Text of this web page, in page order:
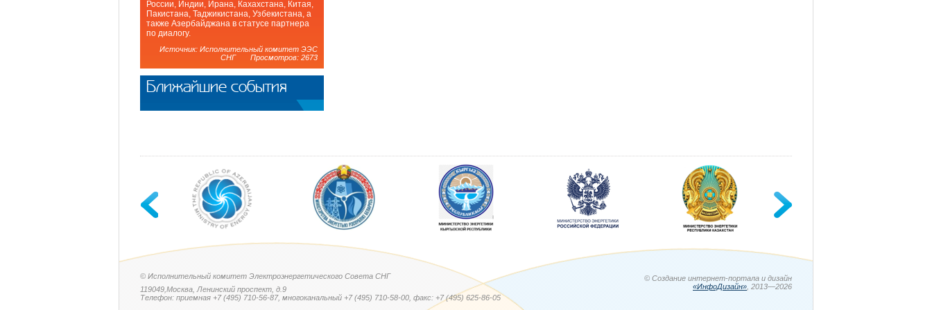
России, Индии, Ирана, Кахахстана, Китая,
Пакистана, Таджикистана, Узбекистана, а
также Азербайджана в статусе партнера
по диалогу.
Источник: Исполнительный комитет ЭЭС
СНГ Просмотров: 2673
Ближайшие события
© Создание интернет-портала и дизайн
«ИнфоДизайн», 2013—2026
© Исполнительный комитет Электроэнергетического Совета СНГ
119049,Москва, Ленинский проспект, д.9
Телефон: приемная +7 (495) 710-56-87, многоканальный +7 (495) 710-58-00, факс: +7 (495) 625-86-05